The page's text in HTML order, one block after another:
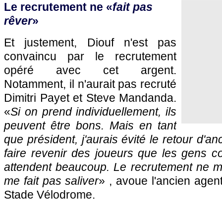
Le recrutement ne «fait pas
rêver»
Et justement, Diouf n'est pas
convaincu par le recrutement
opéré avec cet argent.
Notamment, il n'aurait pas recruté
Dimitri Payet et Steve Mandanda.
«Si on prend individuellement, ils
peuvent être bons. Mais en tant
que président, j'aurais évité le retour
faire revenir des joueurs que les gens
attendent beaucoup. Le recrutement ne
me fait pas saliver» , avoue l'ancien
Stade Vélodrome.